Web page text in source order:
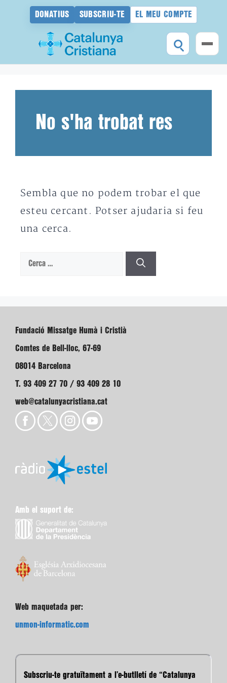
DONATIUS SUBSCRIU-TE EL MEU COMPTE
No s'ha trobat res
Sembla que no podem trobar el que
esteu cercant. Potser ajudaria si feu
una cerca.
Cerca:
Fundació Missatge Humà i Cristià
Comtes de Bell-lloc, 67-69
08014 Barcelona
T. 93 409 27 70 / 93 409 28 10
web@catalunyacristiana.cat
Amb el suport de:
Web maquetada per:
unmon-informatic.com
Subscriu-te gratuïtament a l’e-butlletí de “Catalunya